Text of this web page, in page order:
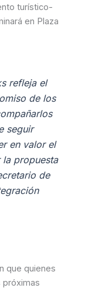
turístico-
en Plaza
refleja el
de los
seguir
en valor el
la propuesta
de
que quienes
próximas